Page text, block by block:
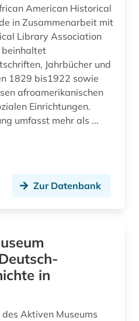
europäische geschichte (2)
kultur (1)
(1)
evangelisch-reformierte kirche (1)
evangelische kirche (8)
American Historical
in Zusammenarbeit mit
Library Association
Jahrbücher und
1829 bis1922 sowie
afroamerikanischen
Einrichtungen.
Diese digitale Sammlung umfasst mehr als ...
Zur Datenbank
in
Aktiven Museums